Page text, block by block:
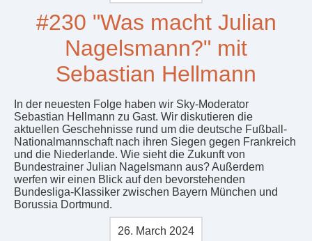
#230 "Was macht Julian
Nagelsmann?" mit
Sebastian Hellmann
In der neuesten Folge haben wir Sky-Moderator
Sebastian Hellmann zu Gast. Wir diskutieren die
aktuellen Geschehnisse rund um die deutsche Fußball-
Nationalmannschaft nach ihren Siegen gegen Frankreich
und die Niederlande. Wie sieht die Zukunft von
Bundestrainer Julian Nagelsmann aus? Außerdem
werfen wir einen Blick auf den bevorstehenden
Bundesliga-Klassiker zwischen Bayern München und
Borussia Dortmund.
26. March 2024